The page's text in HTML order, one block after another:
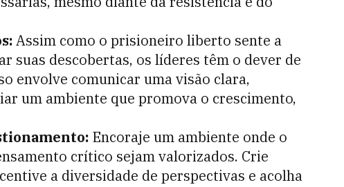
Assim como o prisioneiro liberto sente a
suas descobertas, os líderes têm o dever de
envolve comunicar uma visão clara,
um ambiente que promova o crescimento,
Encoraje um ambiente onde o
crítico sejam valorizados. Crie
a diversidade de perspectivas e acolha